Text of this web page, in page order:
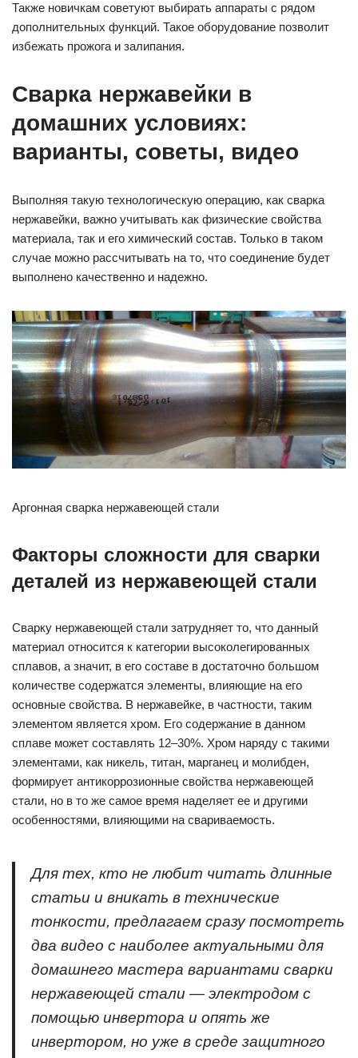
Также новичкам советуют выбирать аппараты с рядом
дополнительных функций. Такое оборудование позволит
избежать прожога и залипания.
Сварка нержавейки в
домашних условиях:
варианты, советы, видео
Выполняя такую технологическую операцию, как сварка
нержавейки, важно учитывать как физические свойства
материала, так и его химический состав. Только в таком
случае можно рассчитывать на то, что соединение будет
выполнено качественно и надежно.
Аргонная сварка нержавеющей стали
Факторы сложности для сварки
деталей из нержавеющей стали
Сварку нержавеющей стали затрудняет то, что данный
материал относится к категории высоколегированных
сплавов, а значит, в его составе в достаточно большом
количестве содержатся элементы, влияющие на его
основные свойства. В нержавейке, в частности, таким
элементом является хром. Его содержание в данном
сплаве может составлять 12–30%. Хром наряду с такими
элементами, как никель, титан, марганец и молибден,
формирует антикоррозионные свойства нержавеющей
стали, но в то же самое время наделяет ее и другими
особенностями, влияющими на свариваемость.
Для тех, кто не любит читать длинные
статьи и вникать в технические
тонкости, предлагаем сразу посмотреть
два видео с наиболее актуальными для
домашнего мастера вариантами сварки
нержавеющей стали — электродом с
помощью инвертора и опять же
инвертором, но уже в среде защитного